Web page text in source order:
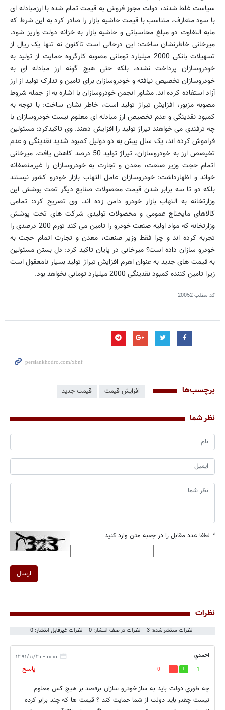
سیاست غلط شدند، دولت مجوز فروش به قیمت تمام شده با ارزمبادله ای
با سود متعارف، متناسب با قیمت حاشیه بازار را صادر کرد به این شرط که
مابه التفاوت دو مبلغ محاسباتی و حاشیه بازار به خزانه دولت واریز شود.
میرخانی خاطرنشان ساخت: این درحالی است تاکنون نه تنها یک ریال از
تسهیلات بانکی 2000 میلیارد تومانی مصوبه کارگروه حمایت از تولید به
خودروسازان پرداخت نشده، بلکه حتی هیچ گونه ارز مبادله ای به
خودروسازان تخصیص نیافته و خودروسازان برای تامین و تدارک تولید از ارز
آزاد استفاده کرده اند. مشاور انجمن خودروسازان با اشاره به از جمله شروط
مصوبه مزبور، افزایش تیراژ تولید است، خاطر نشان ساخت: با توجه به
کمبود نقدینگی و عدم تخصیص ارز مبادله ای معلوم نیست خودروسازان با
چه ترفندی می خواهند تیراژ تولید را افزایش دهند. وی تاکیدکرد: مسئولین
فراموش کرده اند، یک سال پیش به دو دولیل کمبود شدید نقدینگی و عدم
تخیصص ارز به خودروسازان، تیراژ تولید 50 درصد کاهش یافت. میرخانی
اتمام حجت وزیر صنعت، معدن و تجارت به خودروسازان را غیرمنصفانه
خواند و اظهارداشت: خودروسازان عامل التهاب بازار خودرو کشور نیستند
بلکه دو تا سه برابر شدن قیمت محصولات صنایع دیگر تحت پوشش این
وزارتخانه به التهاب بازار خودرو دامن زده اند. وی تصریح کرد: تمامی
کالاهای مایحتاج عمومی و محصولات تولیدی شرکت های تحت پوشش
وزارتخانه که مواد اولیه صنعت خودرو را تامین می کند تورم 200 درصدی را
تجربه کرده اند و چرا فقط وزیر صنعت، معدن و تجارت اتمام حجت به
خودرو سازان داده است؟ میرخانی در پایان تاکید کرد: دل بستن مسئولین
به قیمت های جدید به عنوان اهرم افزایش تیراژ تولید بسیار نامعقول است
زیرا تامین کننده کمبود نقدینگی 2000 میلیارد تومانی نخواهد بود.
کد مطلب20052
برچسب‌ها افزایش قیمت قیمت جدید
نظر شما
* لطفا عدد مقابل را در جعبه متن وارد کنید
ارسال
نظرات
نظرات منتشر شده: 3 نظرات در صف انتشار: 0 نظرات غیرقابل انتشار: 0
احمدي ۰۰:۰۰ - ۱۳۹۱/۱۱/۳۰
1
0
پاسخ
چه طوري دولت بايد به ساز خودرو سازان برقصد بر هيج كس معلوم
نيست چقدر بايد دولت از شما حمايت كند ؟ قيمت ها كه چند برابر كرده